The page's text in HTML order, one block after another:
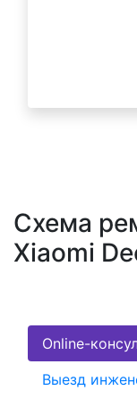
Схема
Xiaomi
Online-
Выезд